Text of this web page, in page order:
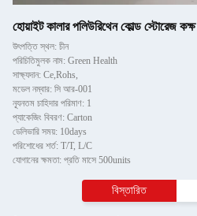
হোয়াইট কালার পলিউরিথেন কোল্ড স্টোরেজ
উৎপত্তি স্থল: চীন
পরিচিতিমুলক নাম: Green Health
সাক্ষ্যদান: Ce,Rohs,
মডেল নম্বার: সি আর-001
ন্যূনতম চাহিদার পরিমাণ: 1
প্যাকেজিং বিবরণ: Carton
ডেলিভারি সময়: 10days
পরিশোধের শর্ত: T/T, L/C
যোগানের ক্ষমতা: প্রতি মাসে 500units
বিস্তারিত